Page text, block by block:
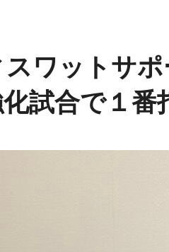
ワットサ
試合で１番